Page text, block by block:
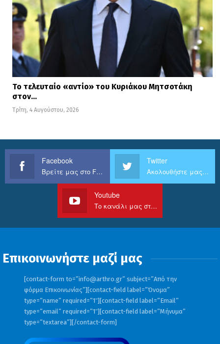
Το τελευταίο «αντίο» του Κυριάκου Μητσοτάκη
στον…
Τρίτη, 4 Αυγούστου, 2026
Facebook
Βρείτε μας στο Facebook
Twitter
Ακολουθήστε μας στο Twitter
Youtube
Το κανάλι μας στο Youtube
Επικοινωνήστε μαζί μας
[contact-form to=”info@arthro.gr” subject=”Από την
φόρμα Επικοινωνίας”][contact-field label=”Όνομα”
type=”name” required=”1″][contact-field label=”Email”
type=”email” required=”1″][contact-field label=”Μήνυμα”
type=”textarea”][/contact-form]